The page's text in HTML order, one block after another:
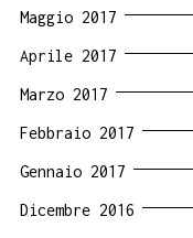
Maggio 2017
Aprile 2017
Marzo 2017
Febbraio 2017
Gennaio 2017
Dicembre 2016